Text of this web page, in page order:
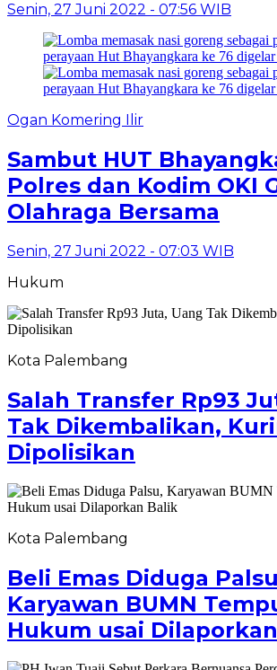
Senin, 27 Juni 2022 - 07:56 WIB
Ogan Komering Ilir
Sambut HUT
Polres dan Kodim OKI
Olahraga Bersama
Senin, 27 Juni 2022 - 07:03 WIB
Hukum
Kota Palembang
Salah Transfer Rp93
Tak Dikembalikan,
Dipolisikan
Kota Palembang
Beli Emas Diduga
Karyawan BUMN
Hukum usai